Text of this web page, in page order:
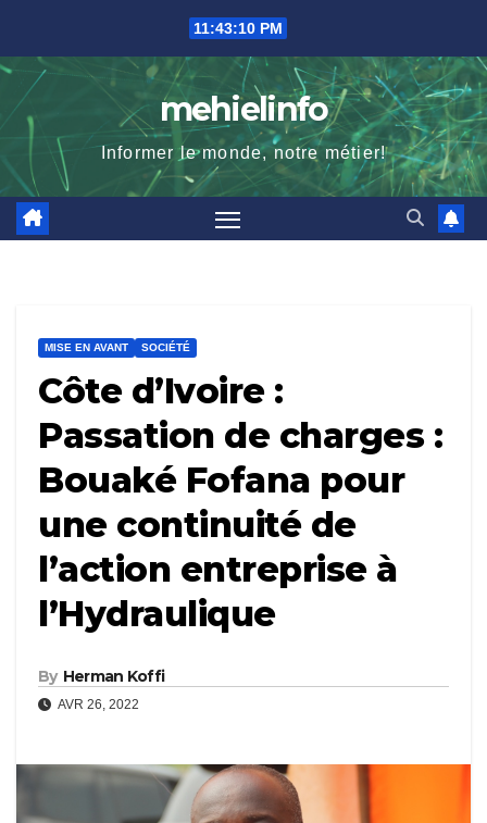
content
11:43:11 PM
mehielinfo
Informer le monde, notre métier!
MISE EN AVANT SOCIÉTÉ
Côte d’Ivoire :
Passation de charges :
Bouaké Fofana pour
une continuité de
l’action entreprise à
l’Hydraulique
By Herman Koffi
AVR 26, 2022